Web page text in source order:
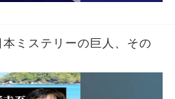
本ミステリーの巨人、その